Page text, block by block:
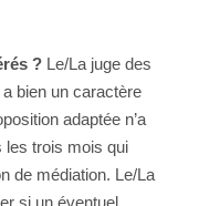
? Le/La juge des
bien un caractère
adaptée n’a
les trois mois qui
de médiation. Le/La
si un éventuel